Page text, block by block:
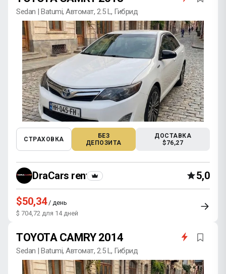
Sedan | Batumi, Автомат, 2.5 L, Гибрид
СТРАХОВКА
БЕЗ
ДЕПОЗИТА
ДОСТАВКА
$76,27
DraCars rental 5,0
$50,34/ день
$ 704,72 для 14 дней
TOYOTA CAMRY 2014
Sedan | Batumi, Автомат, 2.5 L, Гибрид